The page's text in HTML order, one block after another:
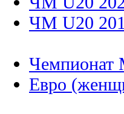
ЧМ U20
Евро